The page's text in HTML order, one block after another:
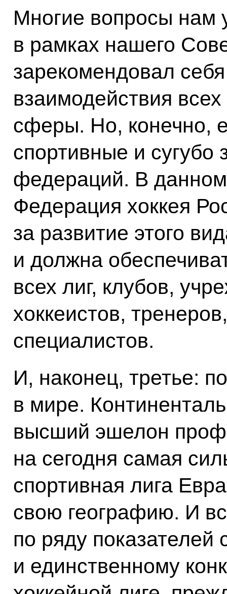
Многие вопросы нам
в рамках нашего
зарекомендовал
взаимодействия
сферы. Но, конечно,
спортивные и сугубо
федераций. В данном
Федерация хоккея
за развитие этого
и должна
всех лиг, клубов,
хоккеистов,
специалистов.
И, наконец, третье:
в мире.
высший эшелон
на сегодня самая
спортивная лига
свою географию. И
по ряду показателей
и единственному